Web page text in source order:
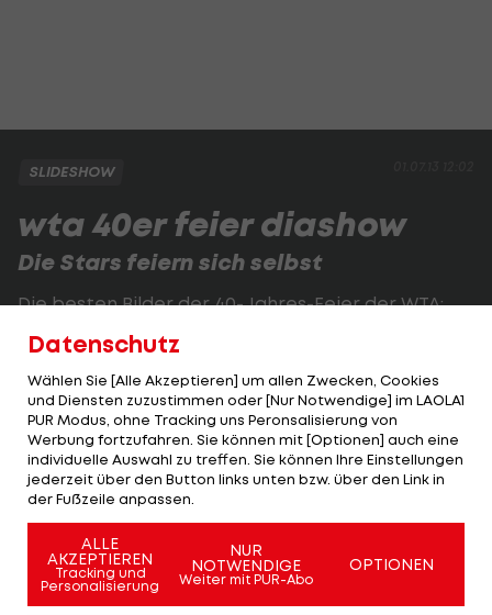
SLIDESHOW
wta 40er feier diashow
Die Stars feiern sich selbst
Die besten Bilder der 40-Jahres-Feier der WTA:
KOMMENTARE
Datenschutz
Wählen Sie [Alle Akzeptieren] um allen Zwecken, Cookies
und Diensten zuzustimmen oder [Nur Notwendige] im LAOLA1
PUR Modus, ohne Tracking uns Peronsalisierung von
Werbung fortzufahren. Sie können mit [Optionen] auch eine
individuelle Auswahl zu treffen. Sie können Ihre Einstellungen
jederzeit über den Button links unten bzw. über den Link in
der Fußzeile anpassen.
ALLE
AKZEPTIEREN
Tracking und
Personalisierung
NUR
NOTWENDIGE
Weiter mit PUR-Abo
OPTIONEN